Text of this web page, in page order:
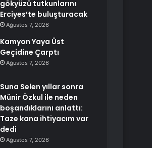
gökyüzü tutkunlarını
Erciyes’te buluşturacak
Ağustos 7, 2026
Kamyon Yaya Üst
Geçidine Çarptı
Ağustos 7, 2026
Suna Selen yıllar sonra
Münir Özkul ile neden
boşandıklarını anlattı:
Taze kana ihtiyacım var
dedi
Ağustos 7, 2026